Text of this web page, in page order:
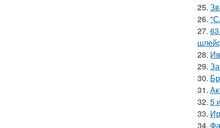
25.
26.
27.
28.
29.
30.
31.
32. 5
33.
34.